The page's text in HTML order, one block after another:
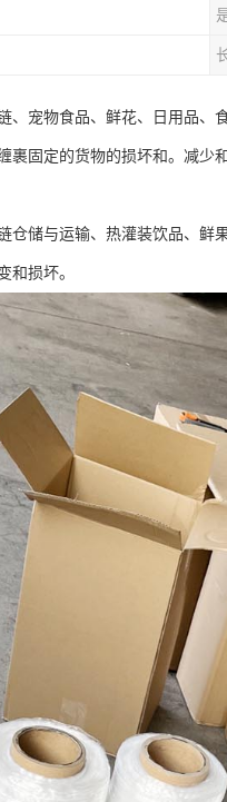
、宠物食品、鲜花、日用品
裹固定的货物的损坏和。减
仓储与运输、热灌装饮品、鲜
和损坏。